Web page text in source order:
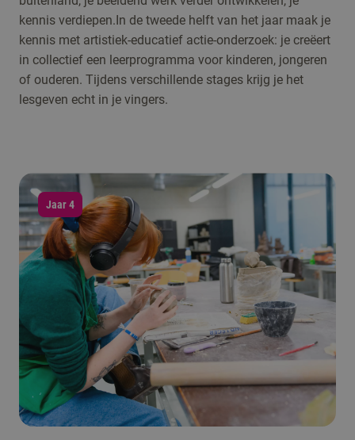
kennis verdiepen.In de tweede helft van het jaar maak je
kennis met artistiek-educatief actie-onderzoek: je creëert
in collectief een leerprogramma voor kinderen, jongeren
of ouderen. Tijdens verschillende stages krijg je het
lesgeven echt in je vingers.
Jaar 4